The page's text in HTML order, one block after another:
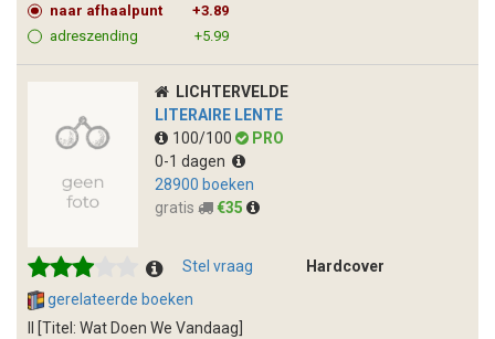
naar afhaalpunt
+3.89
adreszending
+5.99
LICHTERVELDE
LITERAIRE LENTE
100/100
PRO
0-1 dagen
28900 boeken
gratis
€35
Stel vraag
Hardcover
gerelateerde boeken
ll [Titel: Wat Doen We Vandaag]